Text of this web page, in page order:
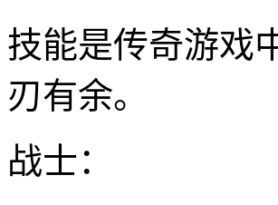
技能是传奇游戏
刃有余。
战士：